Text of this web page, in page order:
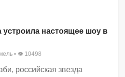
устроила настоящее шоу в
• 👁 10498
российская звезда